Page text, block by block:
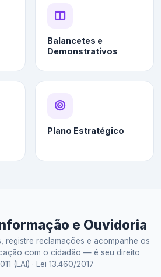
Balancetes e
Demonstrativos
Plano Estratégico
e Ouvidoria
registre reclamações e acompanhe os
com o cidadão — é seu direito
(LAI) · Lei 13.460/2017